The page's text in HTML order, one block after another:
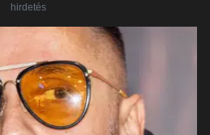
hirdetés